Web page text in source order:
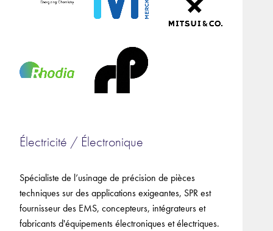
Électricité / Électronique
Spécialiste de l’usinage de précision de pièces
techniques sur des applications exigeantes, SPR est
fournisseur des EMS, concepteurs, intégrateurs et
fabricants d'équipements électroniques et électriques.